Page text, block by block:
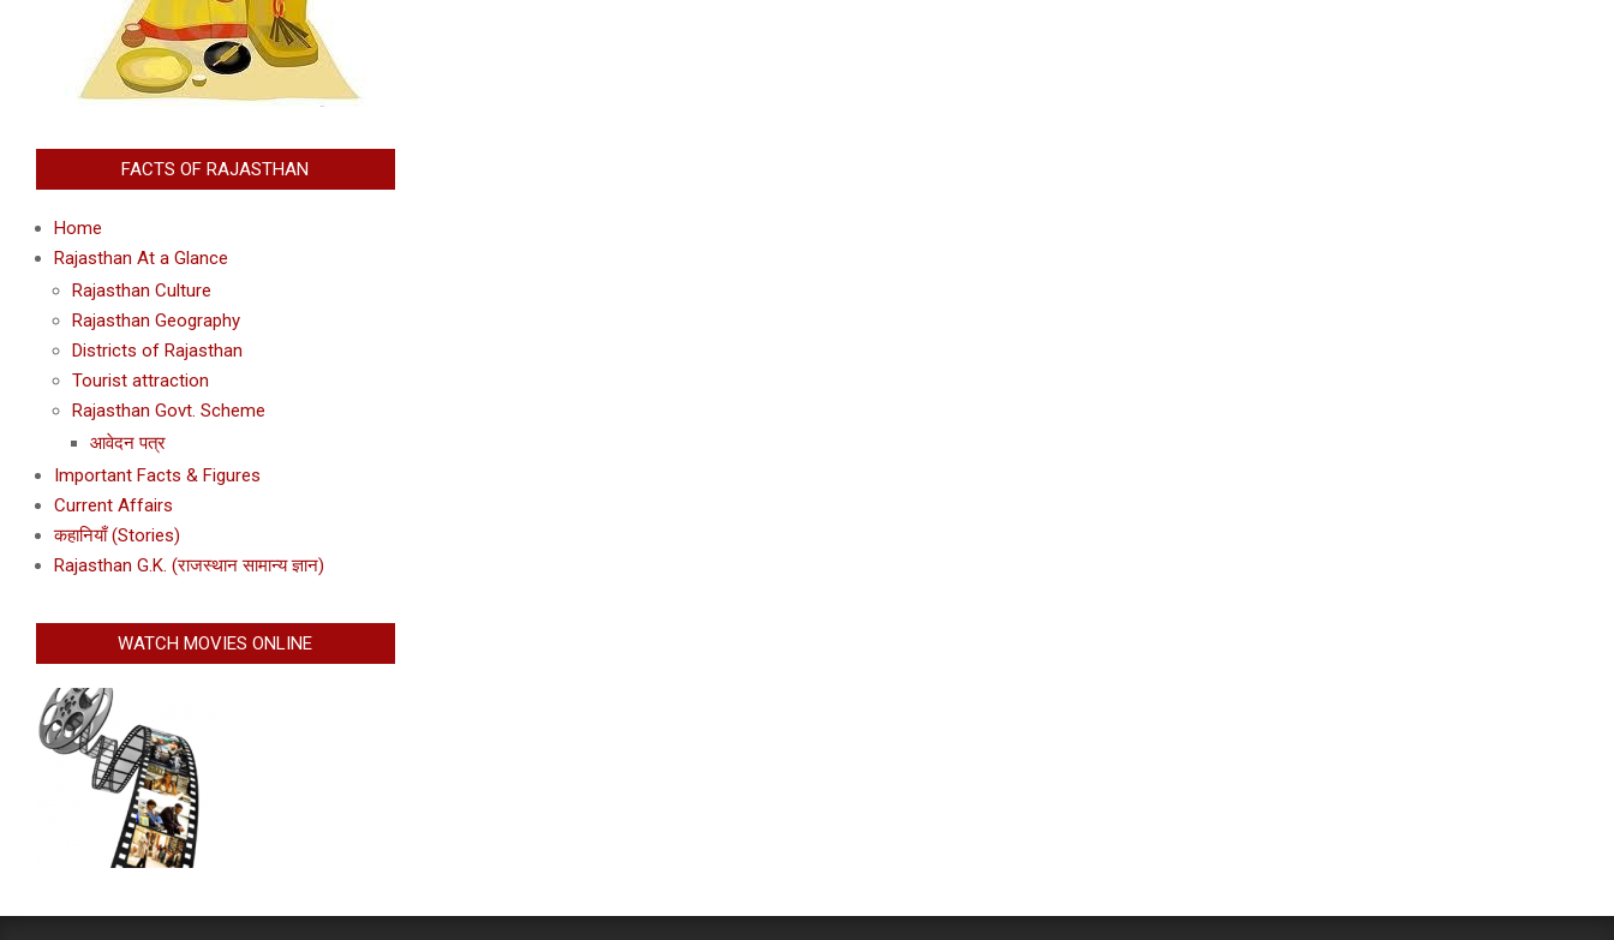
FACTS OF RAJASTHAN
Home
Rajasthan At a Glance
Rajasthan Culture
Rajasthan Geography
Districts of Rajasthan
Tourist attraction
Rajasthan Govt. Scheme
आवेदन पत्र
Important Facts & Figures
Current Affairs
कहानियाँ (Stories)
Rajasthan G.K. (राजस्थान सामान्य ज्ञान)
WATCH MOVIES ONLINE